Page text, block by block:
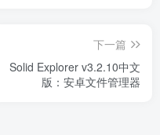
下一篇
Solid Explorer v3.2.10中文
版：安卓文件管理器